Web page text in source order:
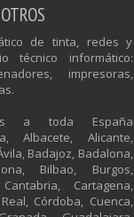
de tinta, redes y
técnico informático:
impresoras,
a toda España
Albacete, Alicante,
Badajoz, Badalona,
Bilbao, Burgos,
Cartagena,
Córdoba, Cuenca,